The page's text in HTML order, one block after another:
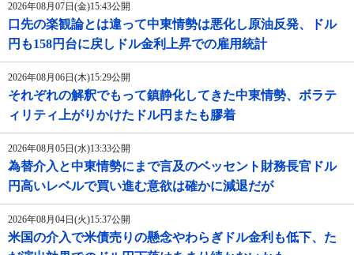
2026年08月07日(金)15:43公開
口先の楽観論とは違って中東情勢は悪化し原油反発、ドル
円も158円台に戻しドル金利上昇での雇用統計
2026年08月06日(木)15:29公開
それぞれの解釈でもって鎮静化してきた中東情勢、ボラテ
ィリティ上がりかけたドル円またも膠着
2026年08月05日(水)13:33公開
為替介入と中東情勢にまで言及のベッセント財務長官ドル
円高いレベルで買い進む意欲は確かに減退だが
2026年08月04日(火)15:37公開
米国の介入で米債売りの懸念やわらぎドル金利も低下、た